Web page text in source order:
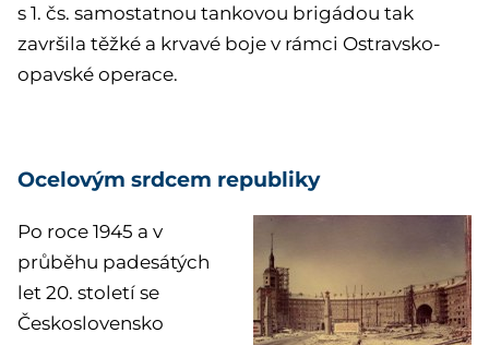
s 1. čs. samostatnou tankovou brigádou tak
završila těžké a krvavé boje v rámci Ostravsko-
opavské operace.
Ocelovým srdcem republiky
Po roce 1945 a v
průběhu padesátých
let 20. století se
Československo